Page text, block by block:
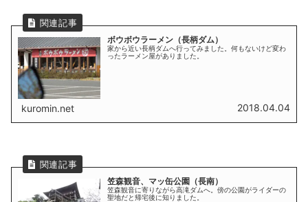
ボウボウラーメン（長柄ダム）
家から近い長柄ダムへ行ってみました。何もないけど変わ
ったラーメン屋がありました。
kuromin.net 2018.04.04
笠森観音、マッ缶公園（長南）
笠森観音に寄りながら高滝ダムへ。傍の公園がライダーの
聖地だと帰宅後に知りました。